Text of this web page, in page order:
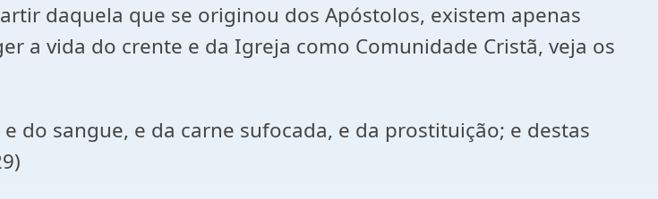
daquela que se originou dos Apóstolos, existem apenas
a vida do crente e da Igreja como Comunidade Cristã, veja os
do sangue, e da carne sufocada, e da prostituição; e destas